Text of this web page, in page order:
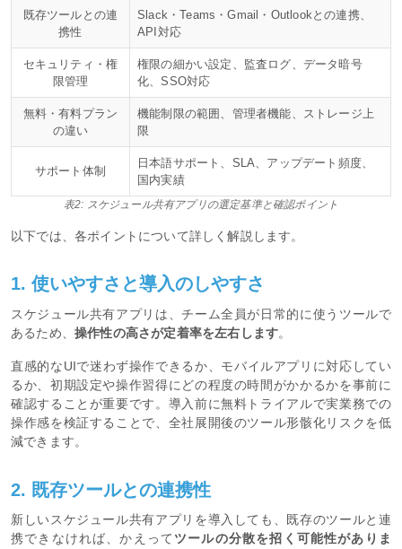
既存ツールとの連
携性
Slack・Teams・Gmail・Outlookとの連携、
API対応
セキュリティ・権
限管理
権限の細かい設定、監査ログ、データ暗号
化、SSO対応
無料・有料プラン
の違い
機能制限の範囲、管理者機能、ストレージ上
限
サポート体制
日本語サポート、SLA、アップデート頻度、
国内実績
表2: スケジュール共有アプリの選定基準と確認ポイント
以下では、各ポイントについて詳しく解説します。
1. 使いやすさと導入のしやすさ
スケジュール共有アプリは、チーム全員が日常的に使うツールで
あるため、 操作性の高さが定着率を左右します。
直感的なUIで迷わず操作できるか、モバイルアプリに対応してい
るか、初期設定や操作習得にどの程度の時間がかかるかを事前に
確認することが重要です。導入前に無料トライアルで実業務での
操作感を検証することで、全社展開後のツール形骸化リスクを低
減できます。
2. 既存ツールとの連携性
新しいスケジュール共有アプリを導入しても、既存のツールと連
携できなければ、かえって ツールの分散を招く可能性がありま